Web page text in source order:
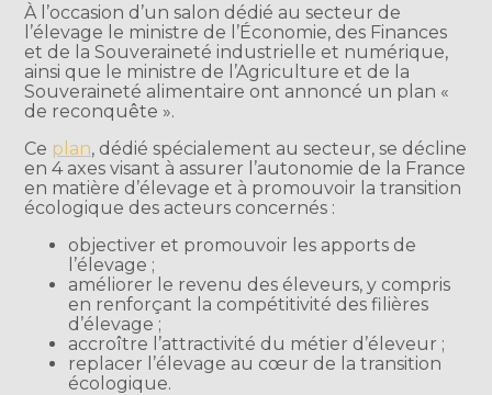
À l’occasion d’un salon dédié au secteur de
l’élevage le ministre de l’Économie, des Finances
et de la Souveraineté industrielle et numérique,
ainsi que le ministre de l’Agriculture et de la
Souveraineté alimentaire ont annoncé un plan «
de reconquête ».
Ce plan, dédié spécialement au secteur, se décline
en 4 axes visant à assurer l’autonomie de la France
en matière d’élevage et à promouvoir la transition
écologique des acteurs concernés :
objectiver et promouvoir les apports de
l’élevage ;
améliorer le revenu des éleveurs, y compris
en renforçant la compétitivité des filières
d’élevage ;
accroître l’attractivité du métier d’éleveur ;
replacer l’élevage au cœur de la transition
écologique.